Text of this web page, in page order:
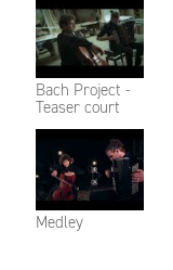
Bach Project -
Teaser court
Medley